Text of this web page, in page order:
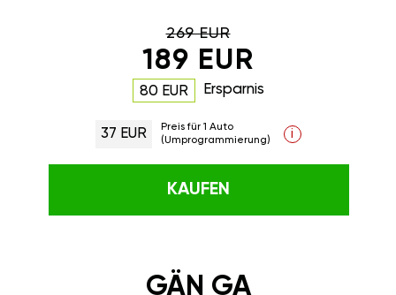
269 EUR
189 EUR
80 EUR Ersparnis
37 EUR
Preis für 1 Auto
(Umprogrammierung)
i
KAUFEN
GÄN GA